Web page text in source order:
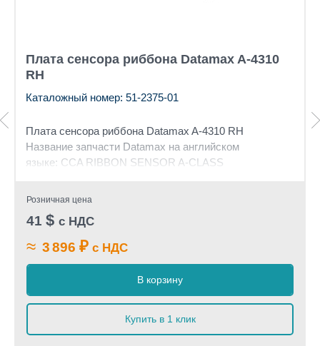
Плата сенсора риббона Datamax A-4310
RH
Каталожный номер: 51-2375-01
Плата сенсора риббона Datamax A-4310 RH
Название запчасти Datamax на английском
языке: CCA RIBBON SENSOR A-CLASS
Розничная цена
41 $ с НДС
≈ 3 896 ₽ с НДС
В корзину
Купить в 1 клик